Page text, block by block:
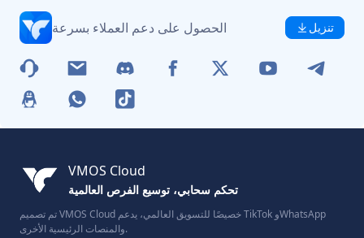
الحصول على دعم العملاء بسرعة تنزيل
VMOS Cloud
تحكم سحابي، توسيع الفرص العالمية
تم تصميم VMOS Cloud خصيصًا للتسويق العالمي، يدعم TikTok وWhatsApp
والمنصات الرئيسية الأخرى.